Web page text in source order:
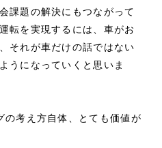
課題の解決にもつながって
転を実現するには、車がお
それが車だけの話ではない
うになっていくと思いま
の考え方自体、とても価値が